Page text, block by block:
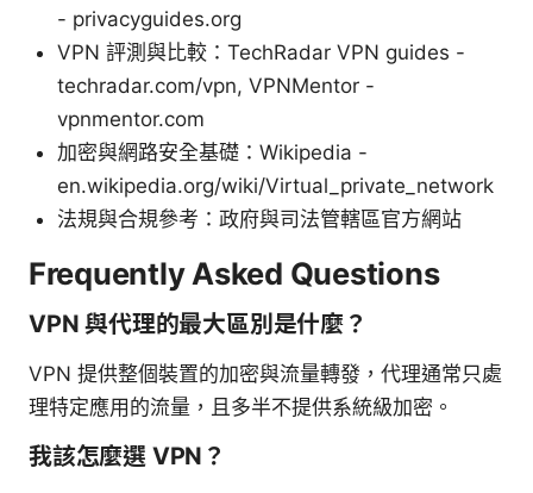
- privacyguides.org
VPN 評測與比較：TechRadar VPN guides -
techradar.com/vpn, VPNMentor -
vpnmentor.com
加密與網路安全基礎：Wikipedia -
en.wikipedia.org/wiki/Virtual_private_network
法規與合規參考：政府與司法管轄區官方網站
Frequently Asked Questions
VPN 與代理的最大區別是什麼？
VPN 提供整個裝置的加密與流量轉發，代理通常只處
理特定應用的流量，且多半不提供系統級加密。
我該怎麼選 VPN？